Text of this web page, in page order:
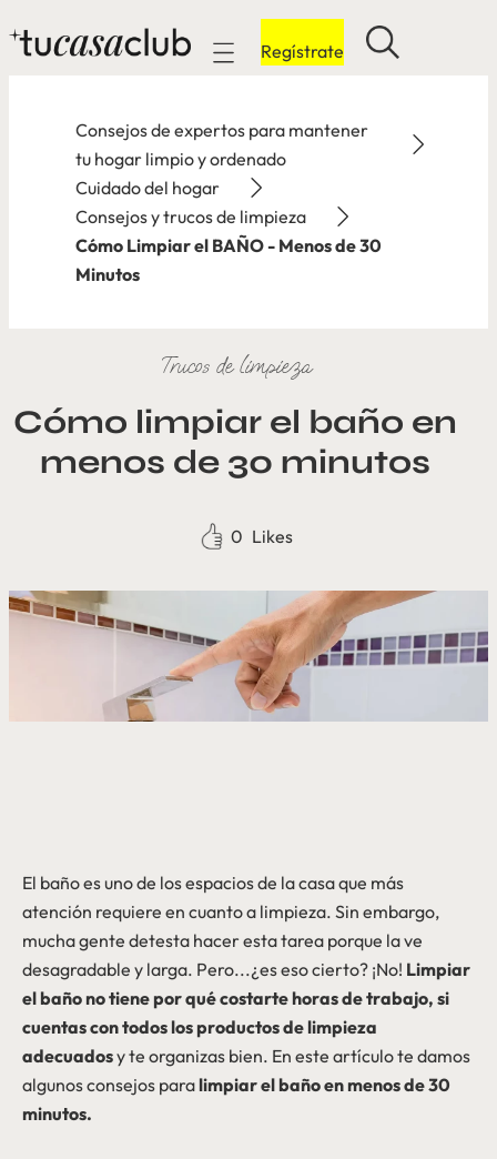
Mobile navigation
Regístrate
Consejos de expertos para mantener
tu hogar limpio y ordenado
Cuidado del hogar
Consejos y trucos de limpieza
Cómo Limpiar el BAÑO - Menos de 30
Minutos
Trucos de limpieza
Cómo limpiar el baño en
menos de 30 minutos
0 Likes
El baño es uno de los espacios de la casa que más
atención requiere en cuanto a limpieza. Sin embargo,
mucha gente detesta hacer esta tarea porque la ve
desagradable y larga. Pero...¿es eso cierto? ¡No! Limpiar
el baño no tiene por qué costarte horas de trabajo, si
cuentas con todos los productos de limpieza
adecuadosy te organizas bien. En este artículo te damos
algunos consejos paralimpiar el baño en menos de 30
minutos.